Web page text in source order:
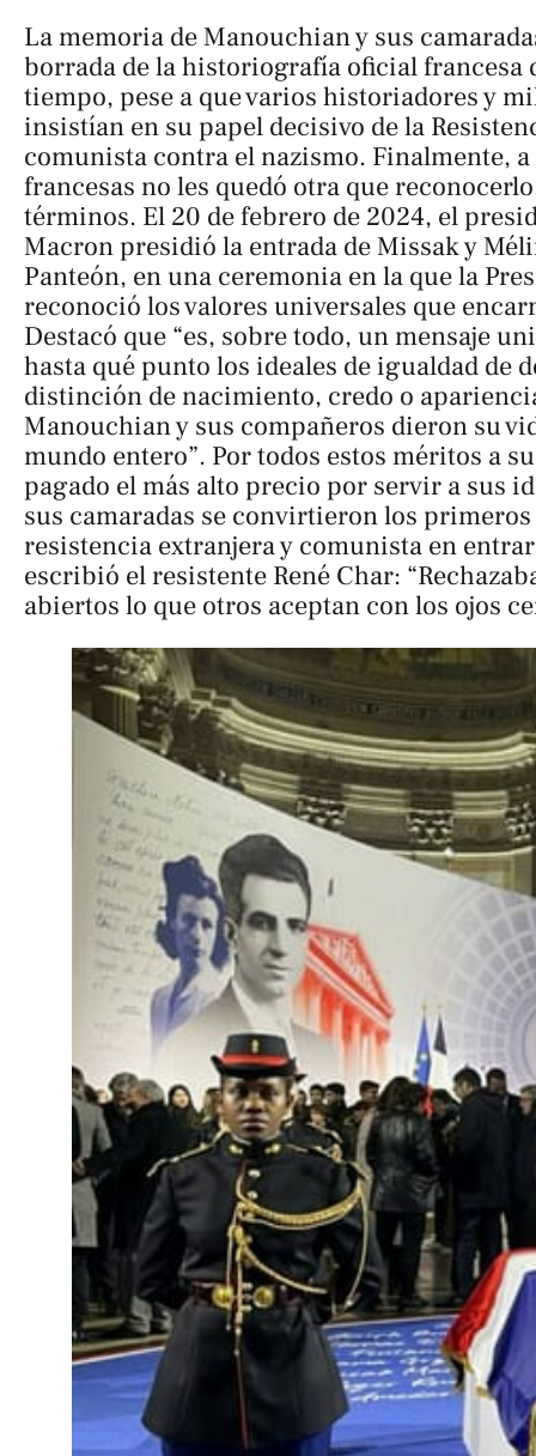
La memoria de Manouchian y sus
borrada de la historiografía oficial francesa
tiempo, pese a que varios historiadores y
insistían en su papel decisivo de la
comunista contra el nazismo. Finalmente,
francesas no les quedó otra que
términos. El 20 de febrero de 2024, el
Macron presidió la entrada de Missak y
Panteón, en una ceremonia en la que la
reconoció los valores universales que
Destacó que “es, sobre todo, un mensaje
hasta qué punto los ideales de igualdad de
distinción de nacimiento, credo o
Manouchian y sus compañeros dieron su
mundo entero”. Por todos estos méritos a
pagado el más alto precio por servir a sus
sus camaradas se convirtieron los
resistencia extranjera y comunista en
escribió el resistente René Char:
abiertos lo que otros aceptan con los ojos